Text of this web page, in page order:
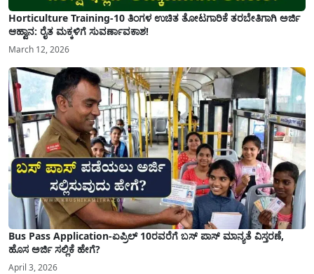
Horticulture Training-10 ತಿಂಗಳ ಉಚಿತ ತೋಟಗಾರಿಕೆ ತರಬೇತಿಗಾಗಿ ಅರ್ಜಿ
ಆಹ್ವಾನ: ರೈತ ಮಕ್ಕಳಿಗೆ ಸುವರ್ಣಾವಕಾಶ!
March 12, 2026
Bus Pass Application-ಏಪ್ರಿಲ್ 10ರವರೆಗೆ ಬಸ್ ಪಾಸ್ ಮಾನ್ಯತೆ ವಿಸ್ತರಣೆ,
ಹೊಸ ಅರ್ಜಿ ಸಲ್ಲಿಕೆ ಹೇಗೆ?
April 3, 2026